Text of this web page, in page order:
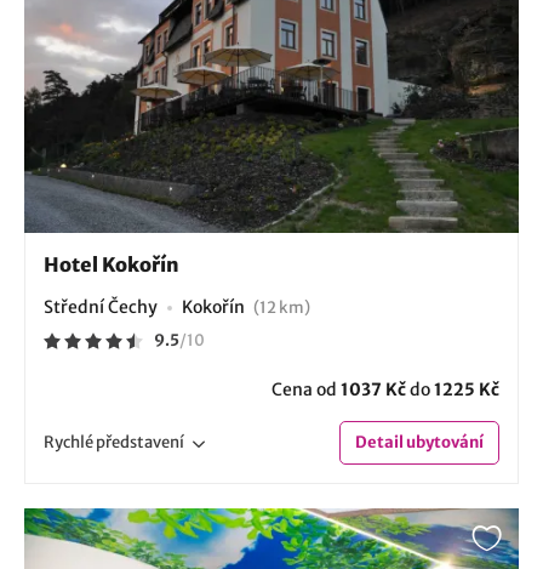
Hotel Kokořín
Střední Čechy Kokořín (12 km)
9.5/10
Cena od 1037 Kčdo1225 Kč
Rychlépředstavení Detailubytování